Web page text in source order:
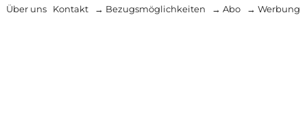
Über uns Kontakt → Bezugsmöglichkeiten → Abo → Werbung